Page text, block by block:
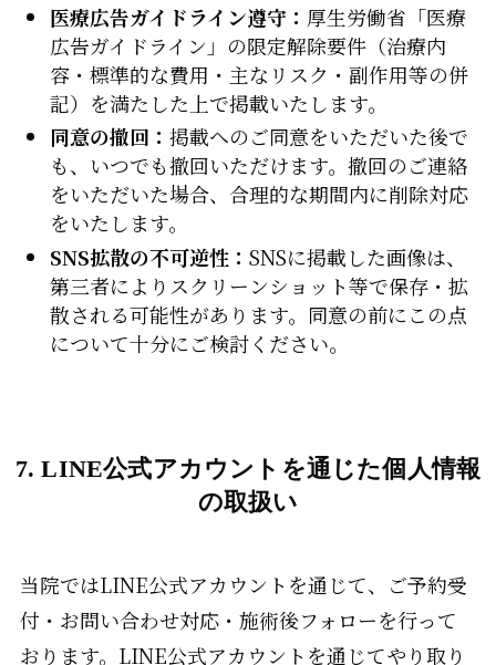
医療広告ガイドライン遵守： 厚生労働省「医療
広告ガイドライン」の限定解除要件（治療内
容・標準的な費用・主なリスク・副作用等の併
記）を満たした上で掲載いたします。
同意の撤回： 掲載へのご同意をいただいた後で
も、いつでも撤回いただけます。撤回のご連絡
をいただいた場合、合理的な期間内に削除対応
をいたします。
SNS拡散の不可逆性： SNSに掲載した画像は、
第三者によりスクリーンショット等で保存・拡
散される可能性があります。同意の前にこの点
について十分にご検討ください。
7. LINE公式アカウントを通じた個人情報
の取扱い
当院ではLINE公式アカウントを通じて、ご予約受
付・お問い合わせ対応・施術後フォローを行って
おります。LINE公式アカウントを通じてやり取り